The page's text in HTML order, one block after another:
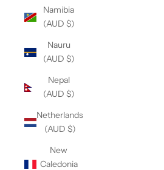
Namibia
(AUD $)
Nauru
(AUD $)
Nepal
(AUD $)
Netherlands
(AUD $)
New
Caledonia